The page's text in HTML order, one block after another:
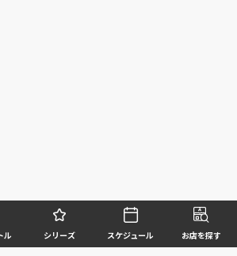
ル シリーズ スケジュール お店を探す